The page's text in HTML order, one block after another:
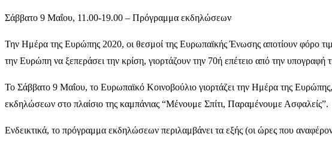
Σάββατο 9 Μαΐου, 11.00-19.00 – Πρόγραμμα εκδηλώσεων
Την Ημέρα της Ευρώπης 2020, οι θεσμοί της Ευρωπαϊκής Ένωσης αποτίουν φόρο
την Ευρώπη να ξεπεράσει την κρίση, γιορτάζουν την 70ή επέτειο από την
Το Σάββατο 9 Μαΐου, το Ευρωπαϊκό Κοινοβούλιο γιορτάζει την Ημέρα της
εκδηλώσεων στο πλαίσιο της καμπάνιας “Μένουμε Σπίτι, Παραμένουμε Ασφαλείς”.
Ενδεικτικά, το πρόγραμμα εκδηλώσεων περιλαμβάνει τα εξής (οι ώρες που